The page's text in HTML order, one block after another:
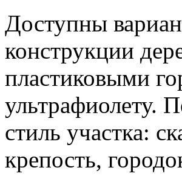
Доступны
конструкции
пластиковыми
ультрафиолету.
стиль участка:
крепость,